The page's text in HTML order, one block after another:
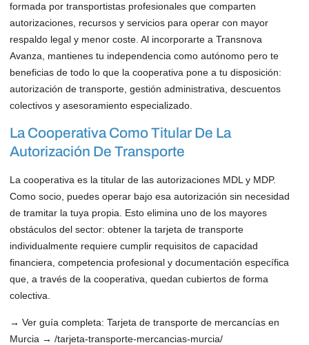
formada por transportistas profesionales que comparten
autorizaciones, recursos y servicios para operar con mayor
respaldo legal y menor coste. Al incorporarte a Transnova
Avanza, mantienes tu independencia como autónomo pero te
beneficias de todo lo que la cooperativa pone a tu disposición:
autorización de transporte, gestión administrativa, descuentos
colectivos y asesoramiento especializado.
La Cooperativa Como Titular De La
Autorización De Transporte
La cooperativa es la titular de las autorizaciones MDL y MDP.
Como socio, puedes operar bajo esa autorización sin necesidad
de tramitar la tuya propia. Esto elimina uno de los mayores
obstáculos del sector: obtener la tarjeta de transporte
individualmente requiere cumplir requisitos de capacidad
financiera, competencia profesional y documentación específica
que, a través de la cooperativa, quedan cubiertos de forma
colectiva.
→Ver guía completa: Tarjeta de transporte de mercancías en
Murcia → /tarjeta-transporte-mercancias-murcia/